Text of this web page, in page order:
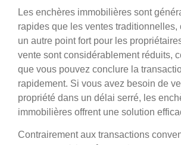
Les enchères immobilières sont
rapides que les ventes traditionnelles,
un autre point fort pour les
vente sont considérablement réduits,
que vous pouvez conclure la
rapidement. Si vous avez besoin de
propriété dans un délai serré, les
immobilières offrent une solution
Contrairement aux transactions